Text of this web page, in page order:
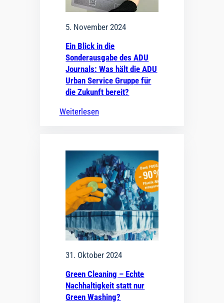
5. November 2024
Ein Blick in die
Sonderausgabe des ADU
Journals: Was hält die ADU
Urban Service Gruppe für
die Zukunft bereit?
Weiterlesen
31. Oktober 2024
Green Cleaning – Echte
Nachhaltigkeit statt nur
Green Washing?